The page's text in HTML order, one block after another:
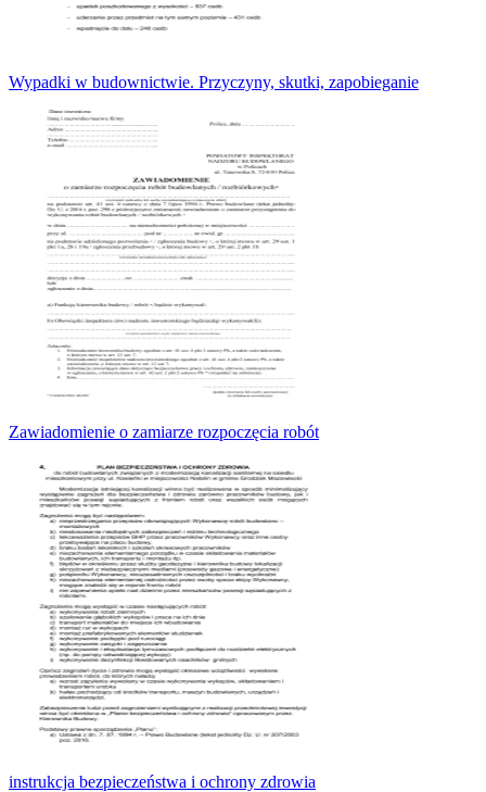
Wypadki w budownictwie. Przyczyny, skutki, zapobieganie
Zawiadomienie o zamiarze rozpoczęcia robót
instrukcja bezpieczeństwa i ochrony zdrowia